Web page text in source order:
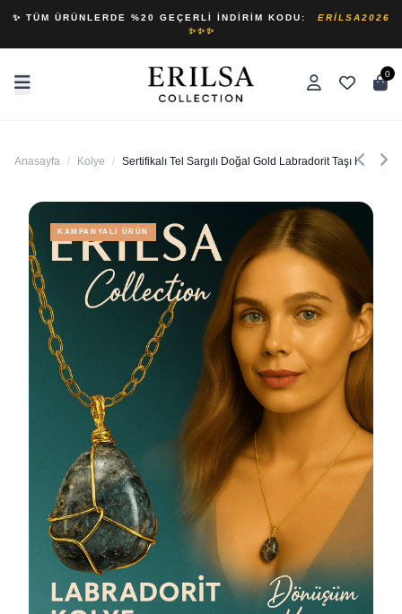
✨ TÜM ÜRÜNLERDE %20 GEÇERLI İNDIRIM KODU:
ERILSA2026
✨✨✨
0
Anasayfa / Kolye / Sertifikalı Tel Sargılı Doğal Gold Labradorit Taşı Kolye –
KAMPANYALI ÜRÜN